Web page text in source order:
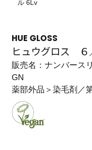
ル 6Lv
HUE GLOSS
ヒュウグロス ６
販売名：ナンバース
GN
薬部外品＞染毛剤／